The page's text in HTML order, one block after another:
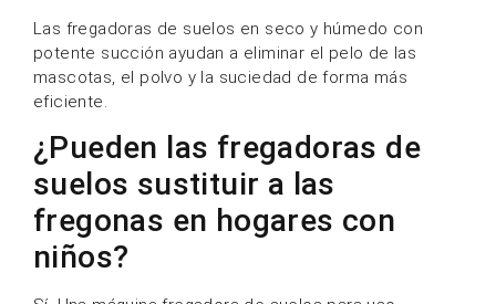
Las fregadoras de suelos en seco y húmedo con
potente succión ayudan a eliminar el pelo de las
mascotas, el polvo y la suciedad de forma más
eficiente.
¿Pueden las fregadoras de
suelos sustituir a las
fregonas en hogares con
niños?